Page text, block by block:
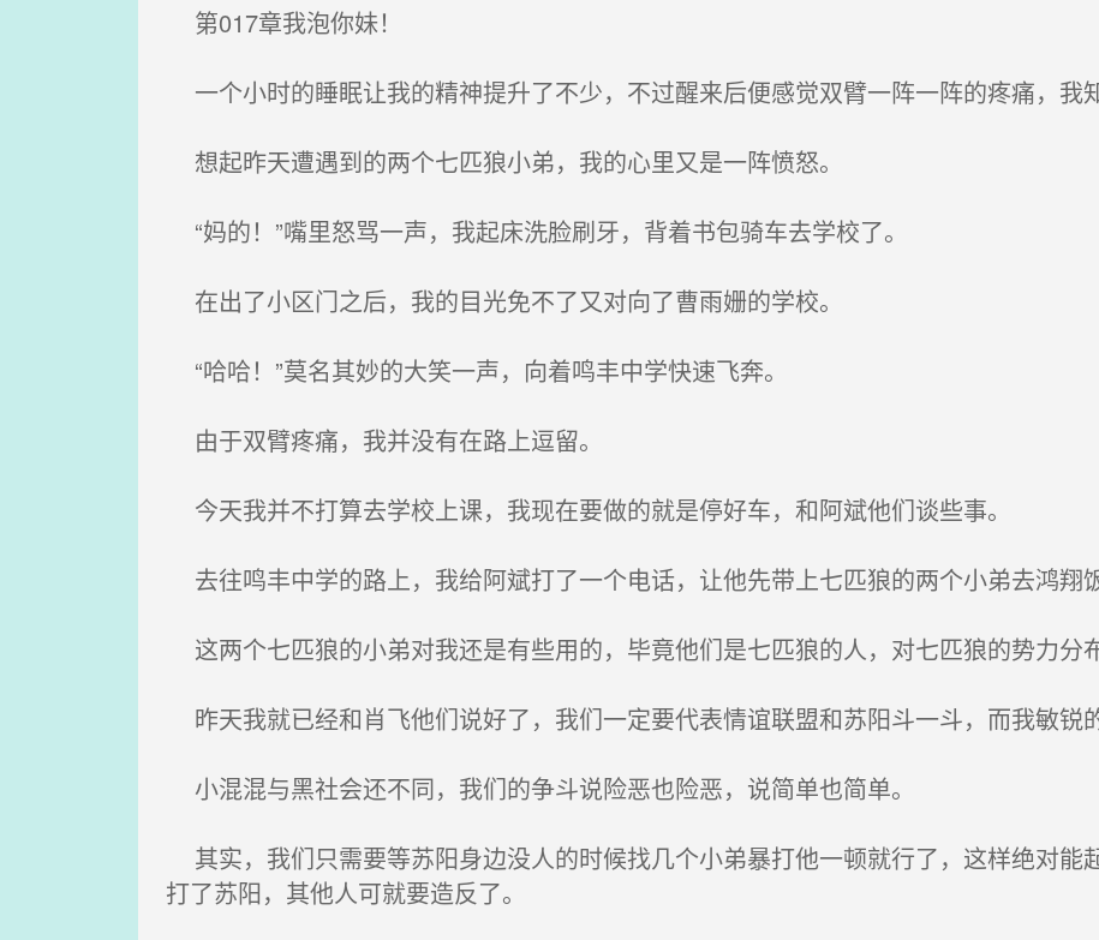
第017章我泡你妹！
一个小时的睡眠让我的精神提升了不少，不过醒来后便感觉双臂一阵一阵的疼痛，我
想起昨天遭遇到的两个七匹狼小弟，我的心里又是一阵愤怒。
“妈的！”嘴里怒骂一声，我起床洗脸刷牙，背着书包骑车去学校了。
在出了小区门之后，我的目光免不了又对向了曹雨姗的学校。
“哈哈！”莫名其妙的大笑一声，向着鸣丰中学快速飞奔。
由于双臂疼痛，我并没有在路上逗留。
今天我并不打算去学校上课，我现在要做的就是停好车，和阿斌他们谈些事。
去往鸣丰中学的路上，我给阿斌打了一个电话，让他先带上七匹狼的两个小弟去鸿翔
这两个七匹狼的小弟对我还是有些用的，毕竟他们是七匹狼的人，对七匹狼的势力分
昨天我就已经和肖飞他们说好了，我们一定要代表情谊联盟和苏阳斗一斗，而我敏锐
小混混与黑社会还不同，我们的争斗说险恶也险恶，说简单也简单。
其实，我们只需要等苏阳身边没人的时候找几个小弟暴打他一顿就行了，这样绝对能
打了苏阳，其他人可就要造反了。